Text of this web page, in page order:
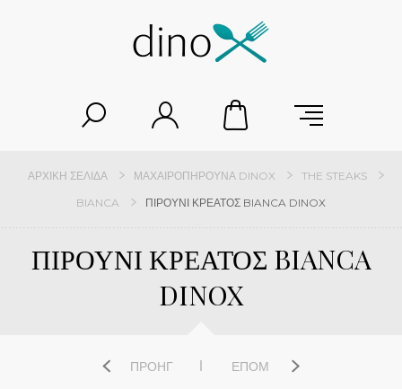
ΑΡΧΙΚΉ ΣΕΛΊΔΑ ΜΑΧΑΙΡΟΠΉΡΟΥΝΑ DINOX
THE STEAKS
BIANCA
ΠΙΡΟΥΝΙ ΚΡΕΑΤΟΣ BIANCA DINOX
ΠΙΡΟΥΝΙ ΚΡΕΑΤΟΣ BIANCA
DINOX
ΠΡΟΗΓ ΕΠΌΜ